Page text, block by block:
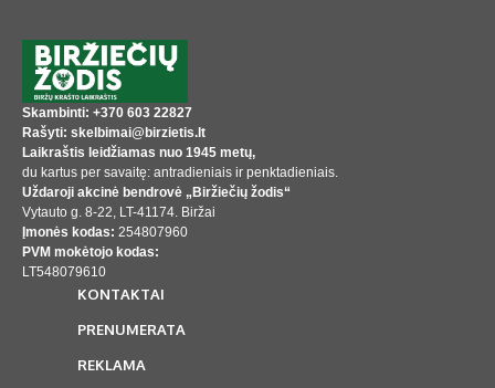
Skambinti: +370 603 22827
Rašyti: skelbimai@birzietis.lt
Laikraštis leidžiamas nuo 1945 metų,
du kartus per savaitę: antradieniais ir penktadieniais.
Uždaroji akcinė bendrovė „Biržiečių žodis“
Vytauto g. 8-22, LT-41174. Biržai
Įmonės kodas: 254807960
PVM mokėtojo kodas:
LT548079610
KONTAKTAI
PRENUMERATA
REKLAMA